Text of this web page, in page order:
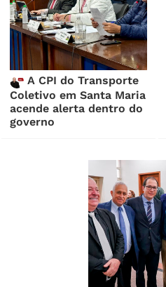
A CPI do Transporte
Coletivo em Santa Maria
acende alerta dentro do
governo